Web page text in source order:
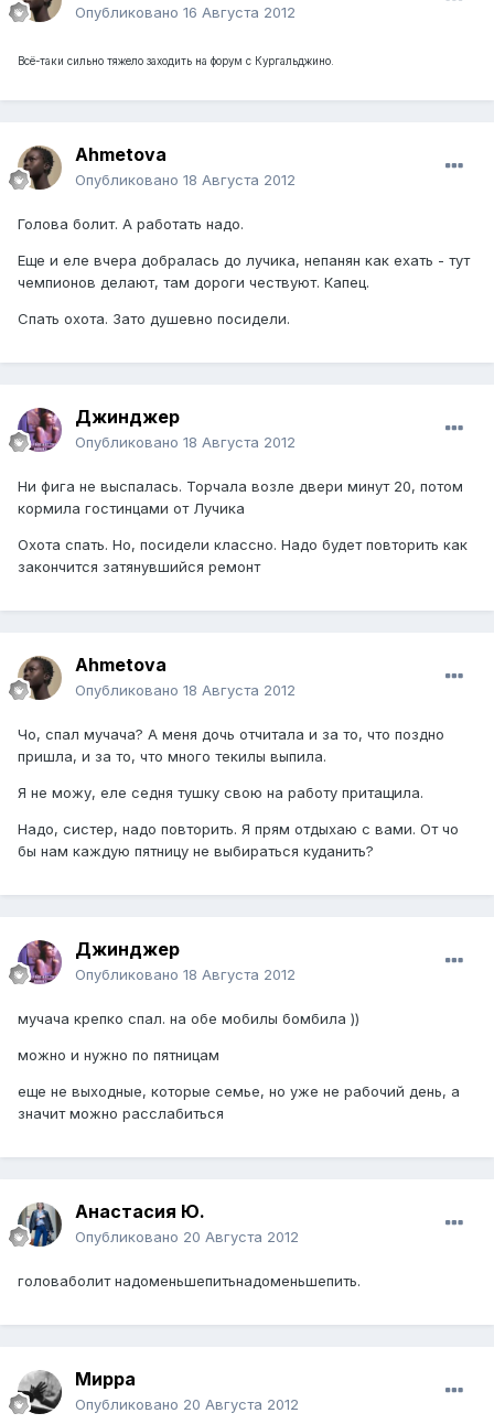
Опубликовано 16 Августа 2012
Всё-таки сильно тяжело заходить на форум с Кургальджино.
Ahmetova
Опубликовано 18 Августа 2012
Голова болит. А работать надо.
Еще и еле вчера добралась до лучика, непанян как ехать - тут
чемпионов делают, там дороги чествуют. Капец.
Спать охота. Зато душевно посидели.
Джинджер
Опубликовано 18 Августа 2012
Ни фига не выспалась. Торчала возле двери минут 20, потом
кормила гостинцами от Лучика
Охота спать. Но, посидели классно. Надо будет повторить как
закончится затянувшийся ремонт
Ahmetova
Опубликовано 18 Августа 2012
Чо, спал мучача? А меня дочь отчитала и за то, что поздно
пришла, и за то, что много текилы выпила.
Я не можу, еле седня тушку свою на работу притащила.
Надо, систер, надо повторить. Я прям отдыхаю с вами. От чо
бы нам каждую пятницу не выбираться куданить?
Джинджер
Опубликовано 18 Августа 2012
мучача крепко спал. на обе мобилы бомбила ))
можно и нужно по пятницам
еще не выходные, которые семье, но уже не рабочий день, а
значит можно расслабиться
Анастасия Ю.
Опубликовано 20 Августа 2012
головаболит надоменьшепитьнадоменьшепить.
Мирра
Опубликовано 20 Августа 2012